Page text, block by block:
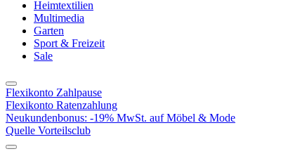
Heimtextilien
Multimedia
Garten
Sport & Freizeit
Sale
Flexikonto Zahlpause
Flexikonto Ratenzahlung
Neukundenbonus: -19% MwSt. auf Möbel & Mode
Quelle Vorteilsclub